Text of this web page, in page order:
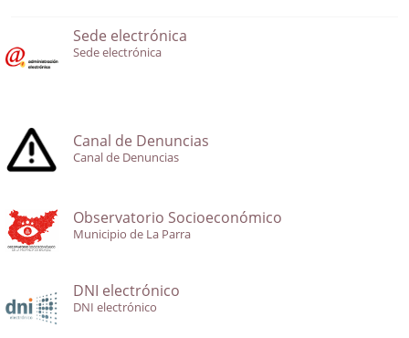
Sede electrónica
Sede electrónica
Canal de Denuncias
Canal de Denuncias
Observatorio Socioeconómico
Municipio de La Parra
DNI electrónico
DNI electrónico